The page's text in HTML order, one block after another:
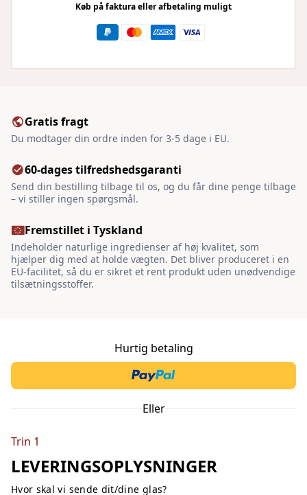
Køb på faktura eller afbetaling muligt
Gratis fragt
Du modtager din ordre inden for 3-5 dage i EU.
60-dages tilfredshedsgaranti
Send din bestilling tilbage til os, og du får dine penge tilbage
– vi stiller ingen spørgsmål.
Fremstillet i Tyskland
Indeholder naturlige ingredienser af høj kvalitet, som
hjælper dig med at holde vægten. Det bliver produceret i en
EU-facilitet, så du er sikret et rent produkt uden unødvendige
tilsætningsstoffer.
Hurtig betaling
Eller
Trin 1
LEVERINGSOPLYSNINGER
Hvor skal vi sende dit/dine glas?